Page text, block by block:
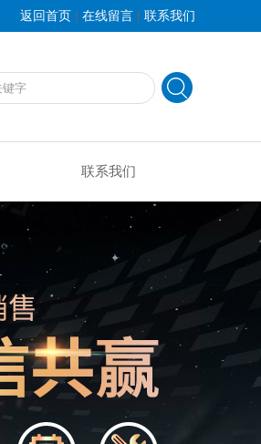
返回首页 | 在线留言 | 联系我们
联系我们